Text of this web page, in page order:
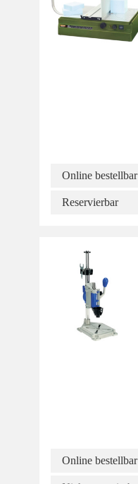
Online bestellbar
Reservierbar
Online bestellbar